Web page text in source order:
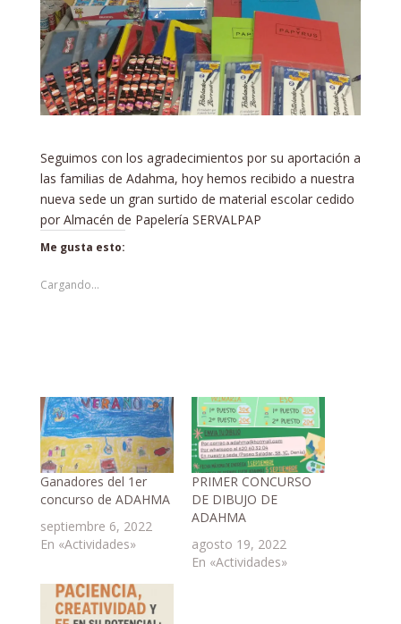
Seguimos con los agradecimientos por su aportación a
las familias de Adahma, hoy hemos recibido a nuestra
nueva sede un gran surtido de material escolar cedido
por Almacén de Papelería SERVALPAP
Me gusta esto:
Cargando...
Ganadores del 1er
concurso de ADAHMA
septiembre 6, 2022
En «Actividades»
PRIMER CONCURSO
DE DIBUJO DE
ADAHMA
agosto 19, 2022
En «Actividades»